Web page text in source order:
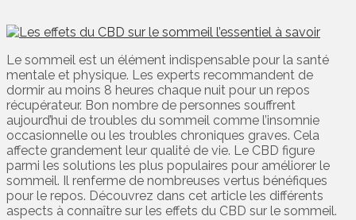
Le sommeil est un élément indispensable pour la santé
mentale et physique. Les experts recommandent de
dormir au moins 8 heures chaque nuit pour un repos
récupérateur. Bon nombre de personnes souffrent
aujourd’hui de troubles du sommeil comme l’insomnie
occasionnelle ou les troubles chroniques graves. Cela
affecte grandement leur qualité de vie. Le CBD figure
parmi les solutions les plus populaires pour améliorer le
sommeil. Il renferme de nombreuses vertus bénéfiques
pour le repos. Découvrez dans cet article les différents
aspects à connaître sur les effets du CBD sur le sommeil.